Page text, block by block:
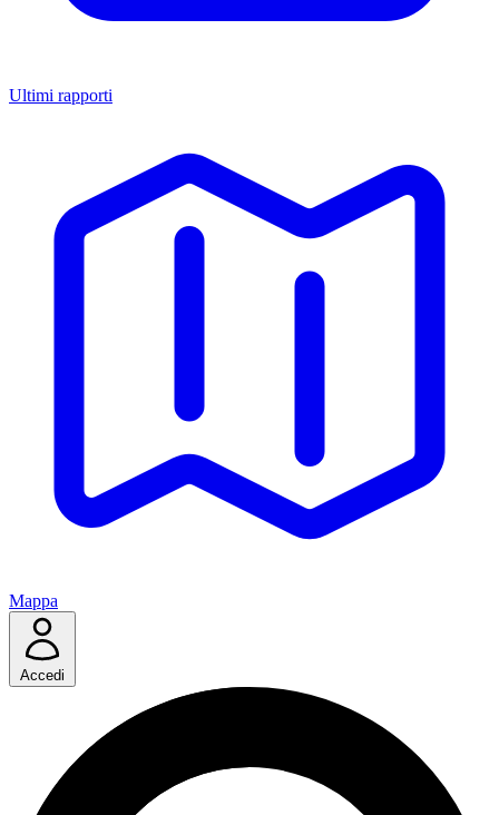
Ultimi rapporti
Mappa
Accedi